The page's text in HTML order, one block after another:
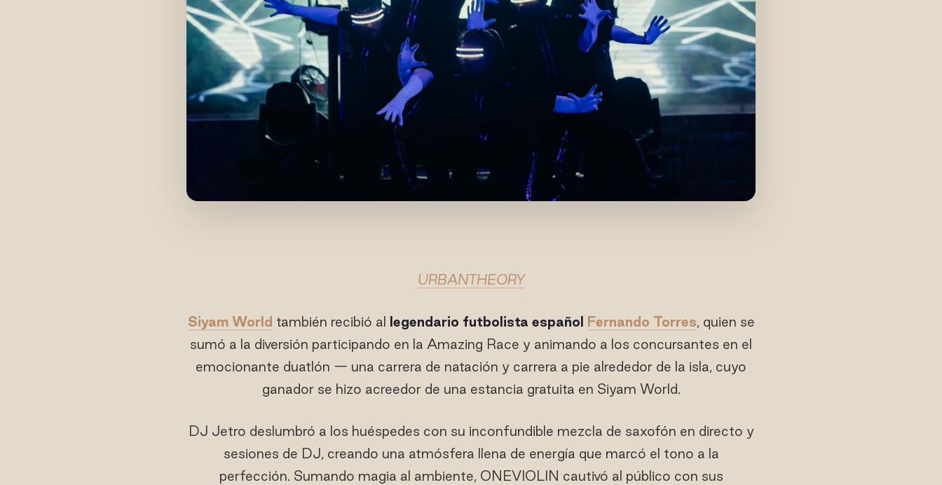
URBANTHEORY
Siyam World también recibió al legendario futbolista español Fernando Torres, quien se
sumó a la diversión participando en la Amazing Race y animando a los concursantes en el
emocionante duatlón — una carrera de natación y carrera a pie alrededor de la isla, cuyo
ganador se hizo acreedor de una estancia gratuita en Siyam World.
DJ Jetro deslumbró a los huéspedes con su inconfundible mezcla de saxofón en directo y
sesiones de DJ, creando una atmósfera llena de energía que marcó el tono a la
perfección. Sumando magia al ambiente, ONEVIOLIN cautivó al público con sus